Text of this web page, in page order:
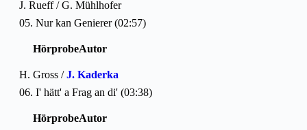
J. Rueff / G. Mühlhofer
05. Nur kan Genierer (02:57)
HörprobeAutor
H. Gross / J. Kaderka
06. I' hätt' a Frag an di' (03:38)
HörprobeAutor